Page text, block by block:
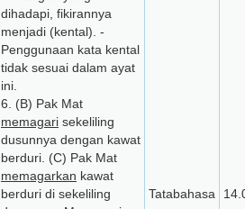
dihadapi, fikirannya
menjadi (kental). -
Penggunaan kata kental
tidak sesuai dalam ayat
ini.
6. (B) Pak Mat
memagari sekeliling
dusunnya dengan kawat
berduri. (C) Pak Mat
memagarkan kawat
berduri di sekeliling
Tatabahasa